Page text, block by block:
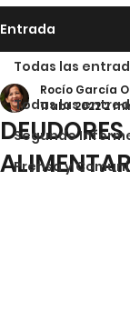
Entrada
Todas las
Segundo
Prensa y
Todas las
DEUDORES
Rocío García
11 abr 20222